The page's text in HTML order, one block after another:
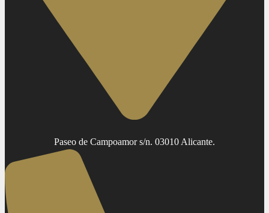
Paseo de Campoamor s/n. 03010 Alicante.